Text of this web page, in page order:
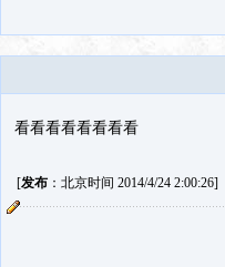
看看看看看看看看
[发布：北京时间 2014/4/24 2:00:26]